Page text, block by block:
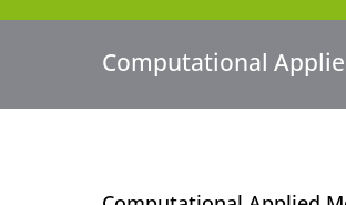
Computational